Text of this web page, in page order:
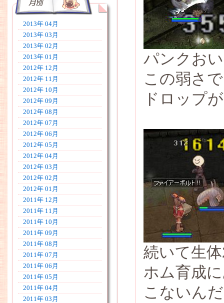
2013年 04月
2013年 03月
2013年 02月
2013年 01月
2012年 12月
2012年 11月
2012年 10月
2012年 09月
2012年 08月
2012年 07月
2012年 06月
2012年 05月
2012年 04月
2012年 03月
2012年 02月
2012年 01月
2011年 12月
2011年 11月
2011年 10月
2011年 09月
2011年 08月
2011年 07月
2011年 06月
2011年 05月
2011年 04月
2011年 03月
パンクお
この弱さ
ドロップ
続いて生体
ホム育成
こないん